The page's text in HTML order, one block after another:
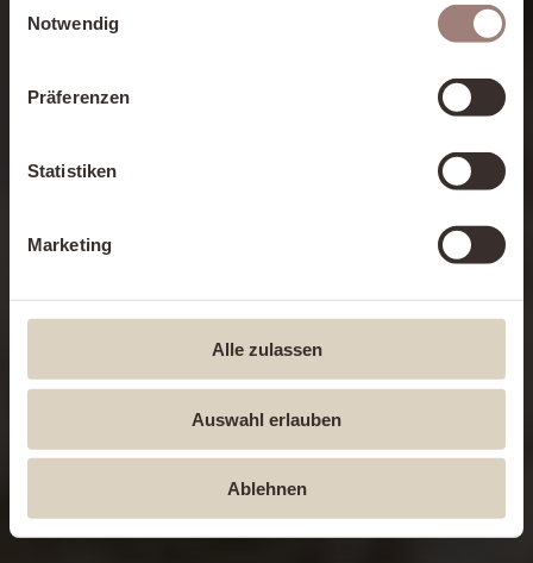
Notwendig
Präferenzen
Statistiken
Marketing
Alle zulassen
Auswahl erlauben
Ablehnen
Zimmer & Preise